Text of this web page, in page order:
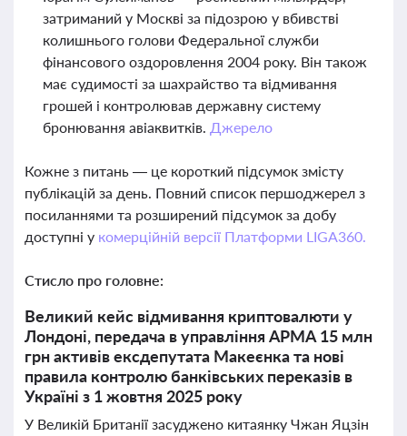
затриманий у Москві за підозрою у вбивстві
колишнього голови Федеральної служби
фінансового оздоровлення 2004 року. Він також
має судимості за шахрайство та відмивання
грошей і контролював державну систему
бронювання авіаквитків. Джерело
Кожне з питань — це короткий підсумок змісту
публікацій за день. Повний список першоджерел з
посиланнями та розширений підсумок за добу
доступні у комерційній версії Платформи LIGA360.
Стисло про головне:
Великий кейс відмивання криптовалюти у
Лондоні, передача в управління АРМА 15 млн
грн активів ексдепутата Макеєнка та нові
правила контролю банківських переказів в
Україні з 1 жовтня 2025 року
У Великій Британії засуджено китаянку Чжан Яцзін